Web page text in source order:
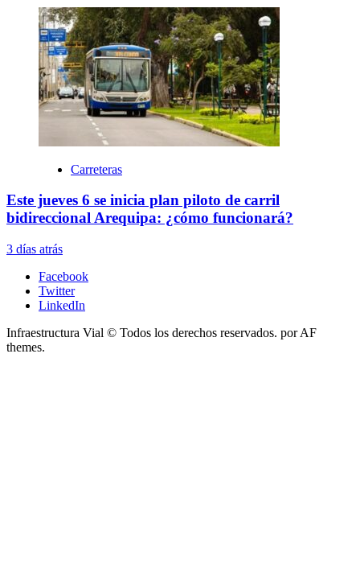
Carreteras
Este jueves 6 se inicia plan piloto de carril
bidireccional Arequipa: ¿cómo funcionará?
3 días atrás
Facebook
Twitter
LinkedIn
Infraestructura Vial © Todos los derechos reservados. por AF
themes.